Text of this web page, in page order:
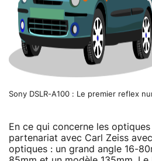
Sony DSLR-A100 : Le premier reflex
En ce qui concerne les
partenariat avec Carl Zeiss
optiques : un grand angle 16-